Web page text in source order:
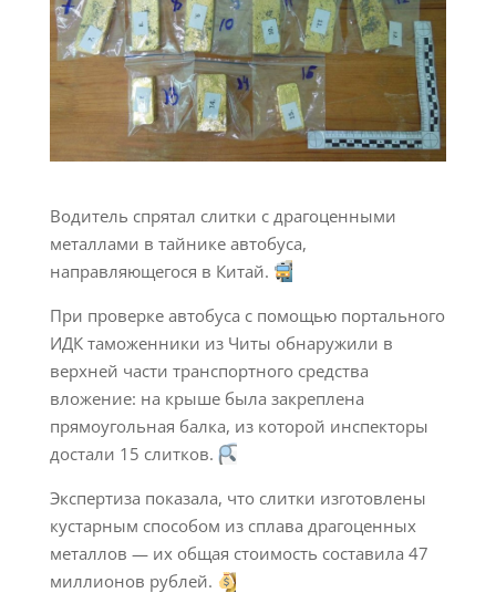
Водитель спрятал слитки с драгоценными
металлами в тайнике автобуса,
направляющегося в Китай.
При проверке автобуса с помощью портального
ИДК таможенники из Читы обнаружили в
верхней части транспортного средства
вложение: на крыше была закреплена
прямоугольная балка, из которой инспекторы
достали 15 слитков.
Экспертиза показала, что слитки изготовлены
кустарным способом из сплава драгоценных
металлов — их общая стоимость составила 47
миллионов рублей.